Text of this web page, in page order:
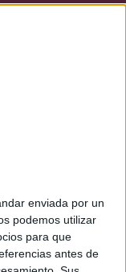
enviada por un
podemos utilizar
para que
antes de